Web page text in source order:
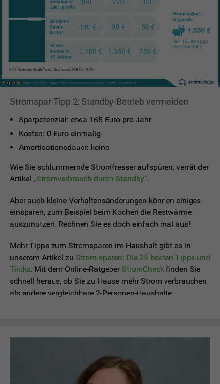
Stromspar-Tipp 2: Standby-Betrieb vermeiden
Sparpotenzial: etwa 165 Euro pro Jahr
Kosten: 0 Euro einmalig
Amortisationsdauer: keine
Wie Sie schlummernde Stromfresser aufspüren, verrät der
Artikel „Stromverbrauch durch Standby“.
Aber auch kleine Verhaltensänderungen können einiges
einsparen, zum Beispiel beim Kochen die Restwärme
auszunutzen. Rechnen Sie es doch einfach mal aus!
Mehr Tipps zum Stromsparen im Haushalt gibt es in
unserem Artikel zu Strom sparen: Die 25 besten Tipps und
Tricks. Mit dem Online-Ratgeber StromCheck finden Sie
schnell heraus, ob Sie zu Hause mehr Strom verbrauchen
als andere vergleichbare 2-Personen-Haushalte.